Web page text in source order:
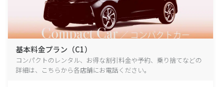
基本料金プラン（C1）
コンパクトのレンタル、お得な割引料金や予約、乗り捨てなどの
詳細は、こちらから各店舗にお電話ください。